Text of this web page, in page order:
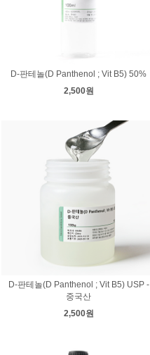
D-판테놀(D Panthenol ; Vit B5) 50%
2,500원
D-판테놀(D Panthenol ; Vit B5) USP -
중국산
2,500원